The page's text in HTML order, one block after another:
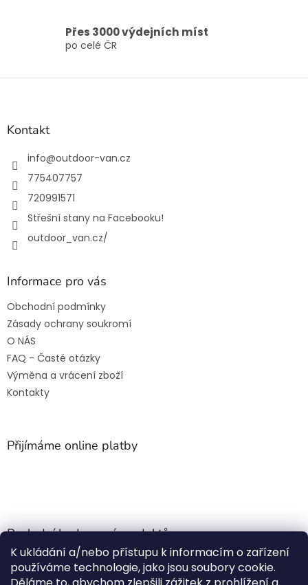
K ukládání a/nebo přístupu k informacím o zařízení
používáme technologie, jako jsou soubory cookie.
Přes 3000 výdejních míst
po celé ČR
Z
Kontakt
info@outdoor-van.cz
775407757
720991571
Střešní stany na Facebooku!
outdoor_van.cz/
Informace pro vás
Obchodní podmínky
Zásady ochrany soukromí
O NÁS
FAQ - Časté otázky
Výměna a vrácení zboží
Kontakty
Přijímáme online platby
Poslední hodnocení produktů
Jehla do nádrže k nezávislému topení
| Martin Nevrlý